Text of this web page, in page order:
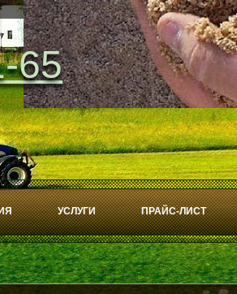
65
УСЛУГИ ПРАЙС-ЛИСТ